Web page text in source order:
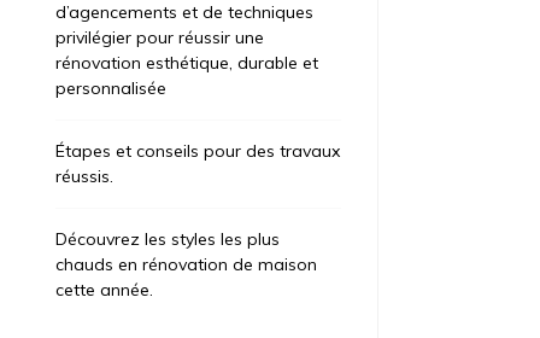
d’agencements et de techniques
privilégier pour réussir une
rénovation esthétique, durable et
personnalisée
Étapes et conseils pour des travaux
réussis.
Découvrez les styles les plus
chauds en rénovation de maison
cette année.